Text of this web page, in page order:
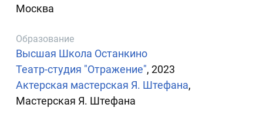
Москва
Образование
Высшая Школа Останкино
Театр-студия "Отражение", 2023
Актерская мастерская Я. Штефана,
Мастерская Я. Штефана